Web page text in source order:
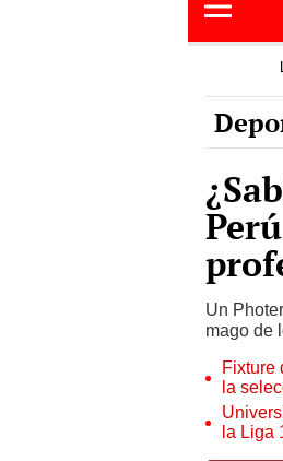
Un
mago de
Fixture
la
la Liga